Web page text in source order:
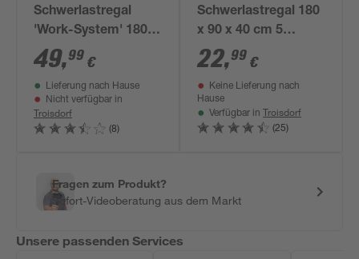
Schwerlastregal
'Work-System' 180 x
100 x 30-60 cm 5
Böden à 100-175 kg
49,99 €
Lieferung nach Hause
Nicht verfügbar in
Troisdorf
(8)
Schwerlastregal 180
x 90 x 40 cm 5
Böden à 175 kg
22,99 €
Keine Lieferung nach
Hause
Verfügbar in Troisdorf
(25)
Fragen zum Produkt?
Sofort-Videoberatung aus dem Markt
Unsere passenden Services